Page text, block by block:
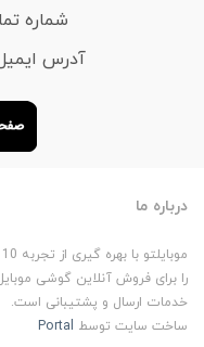
شماره
آدرس
درباره ما
را برای فروش آنلاین گوشی
خدمات ارسال و پشتیبانی است.
ساخت سایت توسط Portal